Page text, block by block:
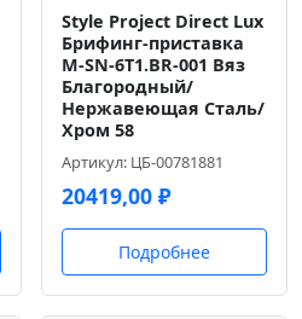
Style Project Direct Lux
Брифинг-приставка
M-SN-6T1.BR-001 Вяз
Благородный/
Нержавеющая Сталь/
Хром 58
Артикул: ЦБ-00781881
20419,00 ₽
Подробнее